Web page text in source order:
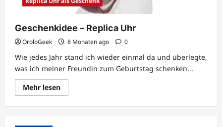
Geschenkidee – Replica Uhr
OroloGeek 8 Monaten ago 0
Wie jedes Jahr stand ich wieder einmal da und überlegte,
was ich meiner Freundin zum Geburtstag schenken...
Mehr lesenLesen
Sie
über